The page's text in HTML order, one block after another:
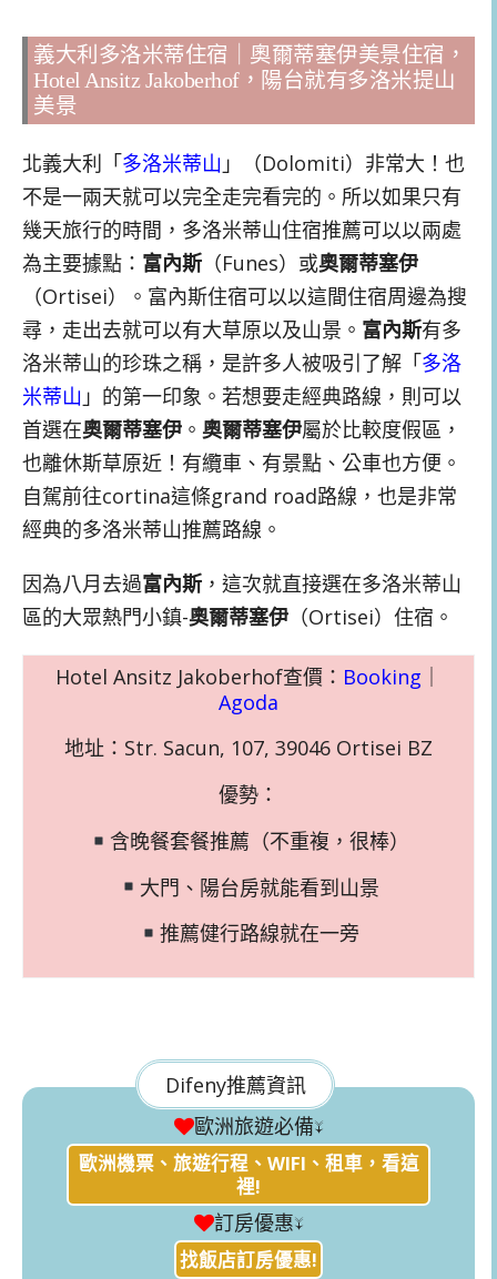
義大利多洛米蒂住宿｜奧爾蒂塞伊美景住宿，
Hotel Ansitz Jakoberhof，陽台就有多洛米提山
美景
北義大利「多洛米蒂山 」（Dolomiti）非常大！也
不是一兩天就可以完全走完看完的。所以如果只有
幾天旅行的時間，多洛米蒂山住宿推薦可以以兩處
為主要據點： 富內斯 （Funes）或奧爾蒂塞伊
（Ortisei）。富內斯住宿可以以這間住宿周邊為搜
尋，走出去就可以有大草原以及山景。 富內斯有多
洛米蒂山的珍珠之稱，是許多人被吸引了解「多洛
米蒂山 」的第一印象。若想要走經典路線，則可以
首選在奧爾蒂塞伊 。 奧爾蒂塞伊屬於比較度假區，
也離休斯草原近！有纜車、有景點、公車也方便。
自駕前往cortina這條grand road路線，也是非常
經典的多洛米蒂山推薦路線。
因為八月去過富內斯 ，這次就直接選在多洛米蒂山
區的大眾熱門小鎮-奧爾蒂塞伊 （Ortisei）住宿。
Hotel Ansitz Jakoberhof查價： Booking
Agoda
地址：Str. Sacun, 107, 39046 Ortisei BZ
優勢：
含晚餐套餐推薦（不重複，很棒）
大門、陽台房就能看到山景
推薦健行路線就在一旁
Difeny推薦資訊
歐洲旅遊必備↓
歐洲機票、旅遊行程、WIFI、租車，看這
裡!
訂房優惠↓
找飯店訂房優惠!